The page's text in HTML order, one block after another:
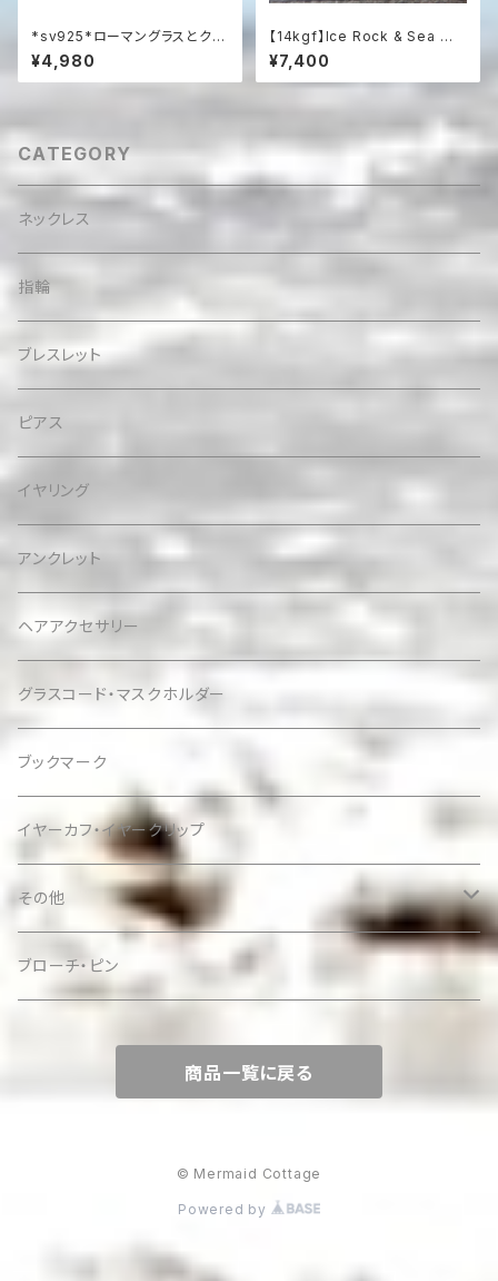
*sv925*ローマングラスとクリ
ソコラの海色ブレスレット
¥4,980
【14kgf】Ice Rock & Sea 氷
粒のハーキマー＆アクアマリン
ブレスレット
¥7,400
CATEGORY
ネックレス
指輪
ブレスレット
ピアス
イヤリング
アンクレット
ヘアアクセサリー
グラスコード・マスクホルダー
ブックマーク
イヤーカフ・イヤークリップ
その他
ケース
ブローチ・ピン
商品一覧に戻る
© Mermaid Cottage
Powered by